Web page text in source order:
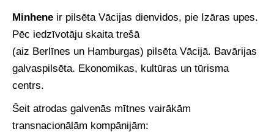
Minhene ir pilsēta Vācijas dienvidos, pie Izāras upes.
Pēc iedzīvotāju skaita trešā
(aiz Berlīnes un Hamburgas) pilsēta Vācijā. Bavārijas
galvaspilsēta. Ekonomikas, kultūras un tūrisma
centrs.
Šeit atrodas galvenās mītnes vairākām
transnacionālām kompānijām: